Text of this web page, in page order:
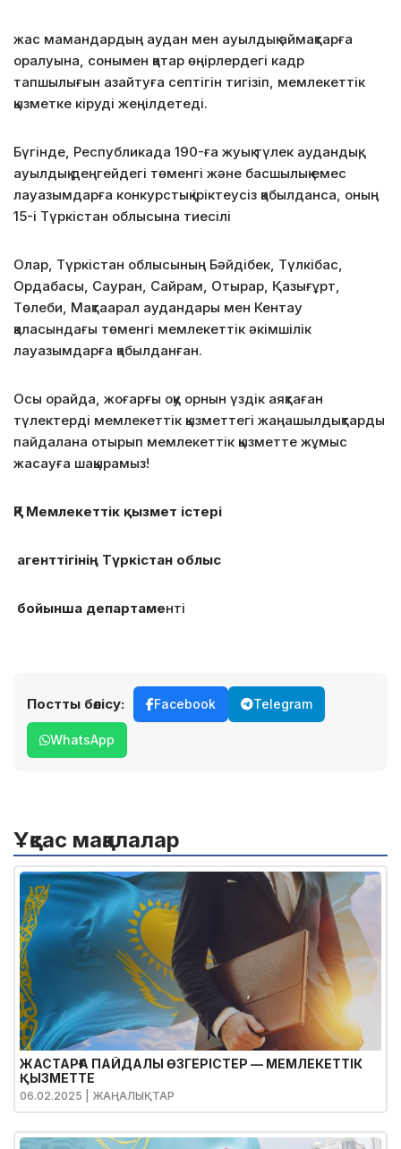
жас мамандардың аудан мен ауылдық аймақтарға
оралуына, сонымен қатар өңірлердегі кадр
тапшылығын азайтуға септігін тигізіп, мемлекеттік
қызметке кіруді жеңілдетеді.
Бүгінде, Республикада 190-ға жуық түлек аудандық,
ауылдық деңгейдегі төменгі және басшылық емес
лауазымдарға конкурстық іріктеусіз қабылданса, оның
15-і Түркістан облысына тиесілі
Олар, Түркістан облысының Бәйдібек, Түлкібас,
Ордабасы, Сауран, Сайрам, Отырар, Қазығұрт,
Төлеби, Мақтаарал аудандары мен Кентау
қаласындағы төменгі мемлекеттік әкімшілік
лауазымдарға қабылданған.
Осы орайда, жоғарғы оқу орнын үздік аяқтаған
түлектерді мемлекеттік қызметтегі жаңашылдықтарды
пайдалана отырып мемлекеттік қызметте жұмыс
жасауға шақырамыз!
ҚР Мемлекеттік қызмет істері
агенттігінің Түркістан облыс
бойынша департаменті
Постты бөлісу: Facebook Telegram
WhatsApp
Ұқсас мақалалар
ЖАСТАРҒА ПАЙДАЛЫ ӨЗГЕРІСТЕР — МЕМЛЕКЕТТІК
ҚЫЗМЕТТЕ
06.02.2025 | ЖАҢАЛЫҚТАР